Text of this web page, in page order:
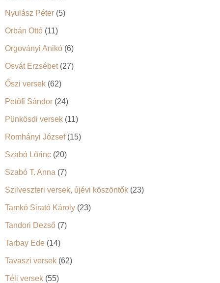
Nyulász Péter (5)
Orbán Ottó (11)
Orgoványi Anikó (6)
Osvát Erzsébet(27)
Őszi versek (62)
Petőfi Sándor (24)
Pünkösdi versek (11)
Romhányi József(15)
Szabó Lőrinc (20)
Szabó T. Anna (7)
Szilveszteri versek, újévi köszöntők (23)
Tamkó Sirató Károly (23)
Tandori Dezső (7)
Tarbay Ede (14)
Tavaszi versek (62)
Téli versek (55)